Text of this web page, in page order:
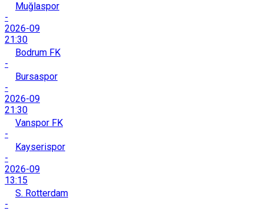
Muğlaspor
-
2026-09
21:30
Bodrum FK
-
Bursaspor
-
2026-09
21:30
Vanspor FK
-
Kayserispor
-
2026-09
13:15
S. Rotterdam
-